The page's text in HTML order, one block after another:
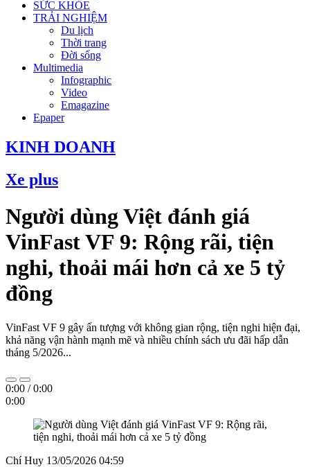
SỨC KHỎE
TRẢI NGHIỆM
Du lịch
Thời trang
Đời sống
Multimedia
Infographic
Video
Emagazine
Epaper
KINH DOANH
Xe plus
Người dùng Việt đánh giá
VinFast VF 9: Rộng rãi, tiện
nghi, thoải mái hơn cả xe 5 tỷ
đồng
VinFast VF 9 gây ấn tượng với không gian rộng, tiện nghi hiện đại,
khả năng vận hành mạnh mẽ và nhiều chính sách ưu đãi hấp dẫn
tháng 5/2026...
0:00 /0:00
0:00
Chí Huy 13/05/2026 04:59